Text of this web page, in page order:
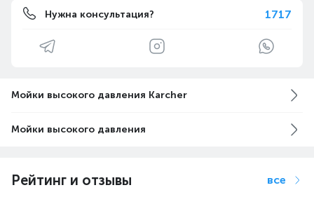
Нужна консультация? 1717
Мойки высокого давления Karcher
Мойки высокого давления
Рейтинг и отзывы все